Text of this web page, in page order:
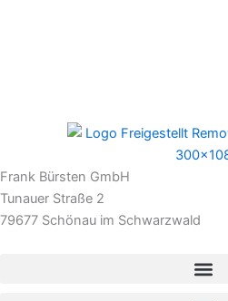
Frank Bürsten GmbH
Tunauer Straße 2
79677 Schönau im Schwarzwald